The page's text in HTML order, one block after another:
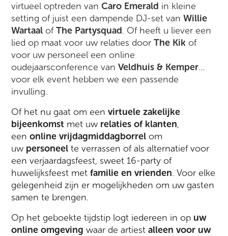
virtueel optreden vanCaro Emerald in kleine
setting of juist een dampende DJ-set vanWillie
Wartaal ofThe Partysquad. Of heeft u liever een
lied op maat voor uw relaties doorThe Kik of
voor uw personeel een online
oudejaarsconference vanVeldhuis & Kemper…
voor elk event hebben we een passende
invulling.
Of het nu gaat om eenvirtuele zakelijke
bijeenkomst met uw relaties of klanten,
eenonline vrijdagmiddagborrel om
uw personeel te verrassen of als alternatief voor
een verjaardagsfeest, sweet 16-party of
huwelijksfeest metfamilie en vrienden. Voor elke
gelegenheid zijn er mogelijkheden om uw gasten
samen te brengen.
Op het geboekte tijdstip logt iedereen in op uw
online omgeving waar de artiestalleen voor uw